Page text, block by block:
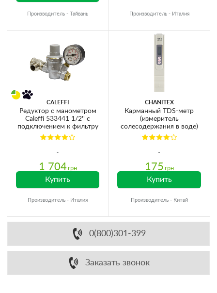
Производитель - Тайвань Производитель - Италия
CALEFFI
Редуктор с манометром
Caleffi 533441 1/2'' с
подключением к фильтру
1 704 грн
Купить
Производитель - Италия
CHANITEX
Карманный TDS-метр
(измеритель
солесодержания в воде)
175 грн
Купить
Производитель - Китай
0(800)301-399
Заказать звонок